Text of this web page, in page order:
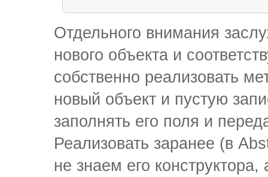
Отдельного внимания
нового объекта и
собственно реализовать
новый объект и пустую
заполнять его поля и
Реализовать заранее (в
не знаем его